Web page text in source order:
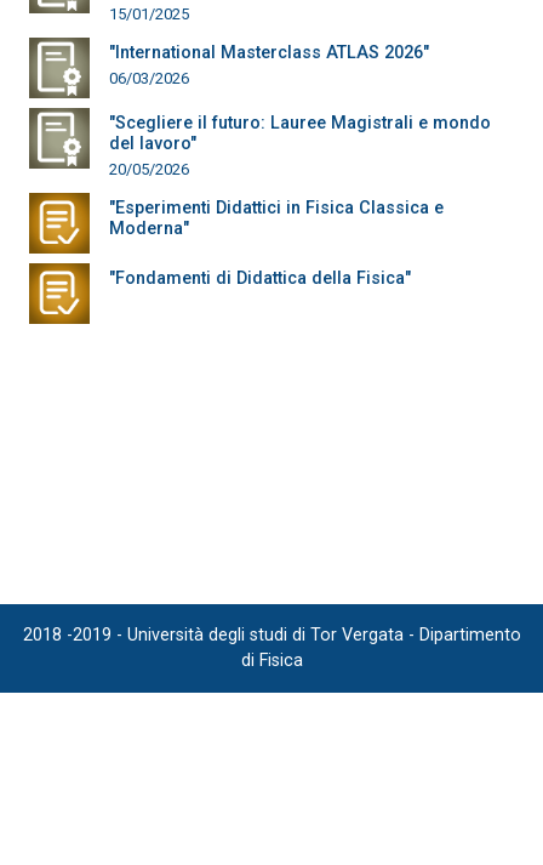
15/01/2025
"International Masterclass ATLAS 2026"
06/03/2026
"Scegliere il futuro: Lauree Magistrali e mondo
del lavoro"
20/05/2026
"Esperimenti Didattici in Fisica Classica e
Moderna"
"Fondamenti di Didattica della Fisica"
2018 -2019 - Università degli studi di Tor Vergata - Dipartimento
di Fisica